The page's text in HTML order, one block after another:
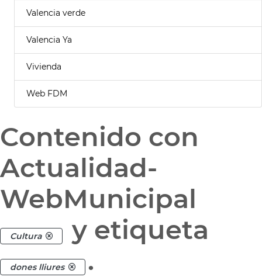
Valencia verde
Valencia Ya
Vivienda
Web FDM
Contenido con
Actualidad-
WebMunicipal
Cultura y etiqueta
dones lliures .